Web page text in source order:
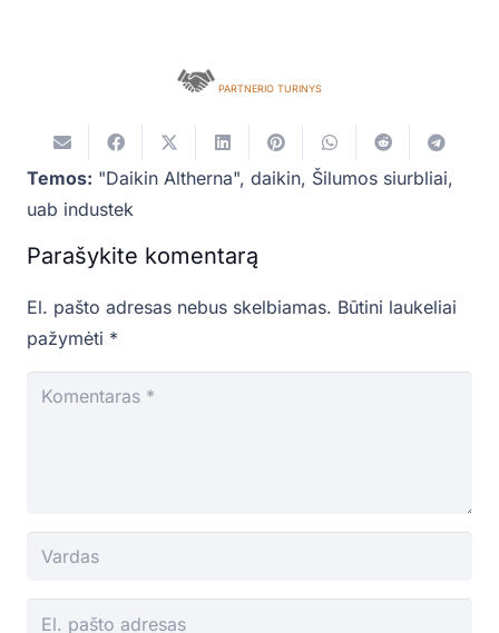
PARTNERIO TURINYS
Temos: "Daikin Altherna", daikin, Šilumos siurbliai,
uab industek
Parašykite komentarą
El. pašto adresas nebus skelbiamas. Būtini laukeliai
pažymėti *